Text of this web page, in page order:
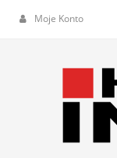
Moje Konto